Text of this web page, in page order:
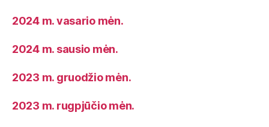
2024 m. vasario mėn.
2024 m. sausio mėn.
2023 m. gruodžio mėn.
2023 m. rugpjūčio mėn.